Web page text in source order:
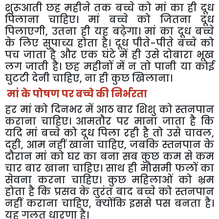
शुरूआती छह महीने तक बच्चे को मां का ही दूध
पिलाना
चाहिए। मां बच्चे को जितना
दूध
पिलाएगी, उतना ही यह बढ़ेगा। मां का दूध बच्चे
के लिए सुपाच्य होता है। दूध पीते-पीते बच्चे को
पच जाता है और एक घंटे में ही उसे दोबारा भूख
लग जाती है। छह महीनों में न तो पानी या कोई
घुटटीदेनीचाहिए, नाहीकुछखिलाना।
मांकेपोषणपरबच्चेकीनिर्भरता
हर मांको दिनभरमें आठबार शिशु कोस्तनपान
कराना चाहिए। आमतौर पर माना जाता है कि
यदि मां बच्चे को दूध पिला रही है तो उसे चावल,
दही, आम नहीं खाना चाहिए, जबकि स्तनपान के
दौरान मां को घर का बना सब कुछ कम से कम
चार बार खाना चाहिए। साथ ही मौसमी फलों का
सेवना करना चाहिए। कुछ महिलाओं को भ्रम
होता है कि प्रसव के तुरंत बाद बच्चे को स्तनपान
नहीं कराना चाहिए, क्योंकि इससे पस बनता है।
यहगलत धारणाहै।